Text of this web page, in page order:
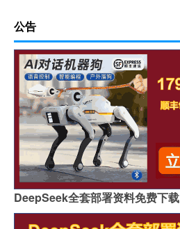
公告
DeepSeek全套部署资料免费下载